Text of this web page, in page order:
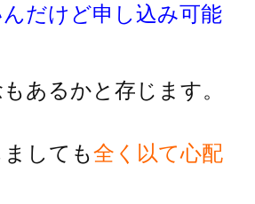
だけど申し込み可能
あるかと存じます。
しても全く以て心配